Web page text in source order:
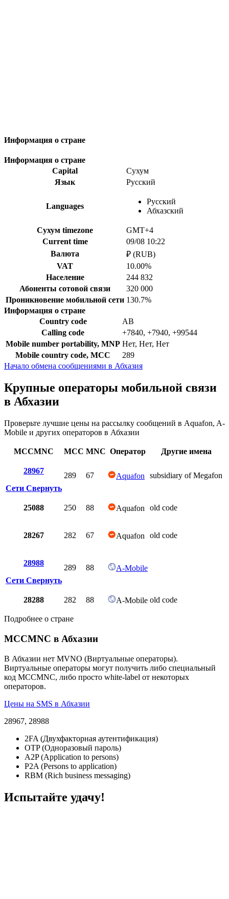
Информация о стране
Информация о стране
Capital
Сухум
Язык
Русский
Languages
Русский
Абхазский
Сухум timezone
GMT+4
Current time
09/08 10:22
Валюта
₽ (RUB)
VAT
10.00%
Население
244 832
Абоненты сотовой связи
320 000
Проникновение мобильной сети 130.7%
Информация о стране
Country code
AB
Calling code
+7840, +7940, +99544
Mobile number portability, MNP Нет, Нет, Нет
Mobile country code, MCC
289
Начало обмена сообщениями в Абхазия
Крупные операторы мобильной связи
в Абхазии
Проверьте лучшие цены на рассылку сообщений в Aquafon, A-
Mobile и других операторов в Абхазии
MCCMNC MCC MNC Оператор Другие имена
28967
Сети Свернуть
289 67 Aquafon subsidiary of Megafon
25088 250 88 Aquafon old code
28267 282 67 Aquafon old code
28988
Сети Свернуть
289 88 A-Mobile
28288 282 88 A-Mobile old code
Подробнее о стране
MCCMNC в Абхазии
В Абхазии нет MVNO (Виртуальные операторы).
Виртуальные операторы могут получить либо специальный
код MCCMNC, либо просто white-label от некоторых
операторов.
Цены на SMS в Абхазии
28967, 28988
2FA (Двухфакторная аутентификация)
OTP (Одноразовый пароль)
A2P (Application to persons)
P2A (Persons to application)
RBM (Rich business messaging)
Испытайте удачу!